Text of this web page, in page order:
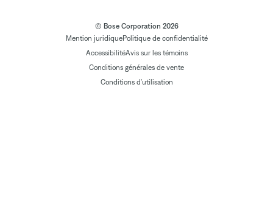
© Bose Corporation 2026
Mention juridiquePolitique de confidentialité
AccessibilitéAvis sur les témoins
Conditions générales de vente
Conditions d'utilisation